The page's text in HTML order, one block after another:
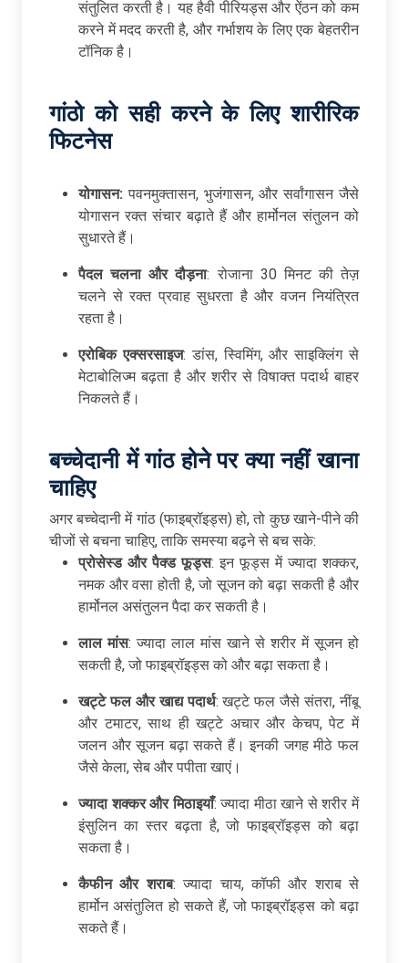
संतुलित करती है। यह हैवी पीरियड्स और ऐंठन को कम
करने में मदद करती है, और गर्भाशय के लिए एक बेहतरीन
टॉनिक है।
गांठोकोसहीकरनेकेलिएशारीरिक
फिटनेस
योगासन: पवनमुक्तासन, भुजंगासन, और सर्वांगासन जैसे
योगासन रक्त संचार बढ़ाते हैं और हार्मोनल संतुलन को
सुधारते हैं।
पैदल चलना और दौड़ना: रोजाना 30 मिनट की तेज़
चलने से रक्त प्रवाह सुधरता है और वजन नियंत्रित
रहता है।
एरोबिक एक्सरसाइज: डांस, स्विमिंग, और साइक्लिंग से
मेटाबोलिज्म बढ़ता है और शरीर से विषाक्त पदार्थ बाहर
निकलते हैं।
बच्चेदानीमेंगांठहोनेपरक्यानहींखाना
चाहिए
अगर बच्चेदानी में गांठ (फाइब्रॉइड्स) हो, तो कुछ खाने-पीने की
चीजों से बचना चाहिए, ताकि समस्या बढ़ने से बच सके:
प्रोसेस्ड और पैक्ड फूड्स: इन फूड्स में ज्यादा शक्कर,
नमक और वसा होती है, जो सूजन को बढ़ा सकती है और
हार्मोनल असंतुलन पैदा कर सकती है।
लाल मांस: ज्यादा लाल मांस खाने से शरीर में सूजन हो
सकती है, जो फाइब्रॉइड्स को और बढ़ा सकता है।
खट्टे फल और खाद्य पदार्थ: खट्टे फल जैसे संतरा, नींबू
और टमाटर, साथ ही खट्टे अचार और केचप, पेट में
जलन और सूजन बढ़ा सकते हैं। इनकी जगह मीठे फल
जैसे केला, सेब और पपीता खाएं।
ज्यादा शक्कर और मिठाइयाँ: ज्यादा मीठा खाने से शरीर में
इंसुलिन का स्तर बढ़ता है, जो फाइब्रॉइड्स को बढ़ा
सकता है।
कैफीन और शराब: ज्यादा चाय, कॉफी और शराब से
हार्मोन असंतुलित हो सकते हैं, जो फाइब्रॉइड्स को बढ़ा
सकते हैं।